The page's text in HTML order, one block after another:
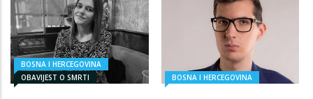
BOSNA I HERCEGOVINA
OBAVIJEST O SMRTI
BOSNA I HERCEGOVINA